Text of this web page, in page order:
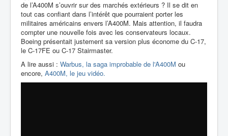
de l’A400M s’ouvrir sur des marchés extérieurs ? Il se dit en
tout cas confiant dans l’intérêt que pourraient porter les
militaires américains envers l’A400M. Mais attention, il faudra
compter une nouvelle fois avec les conservateurs locaux.
Boeing présentait justement sa version plus économe du C-17,
le C-17FE ou C-17 Stairmaster.
A lire aussi : Warbus, la saga improbable de l'A400M ou
encore, A400M, le jeu vidéo.